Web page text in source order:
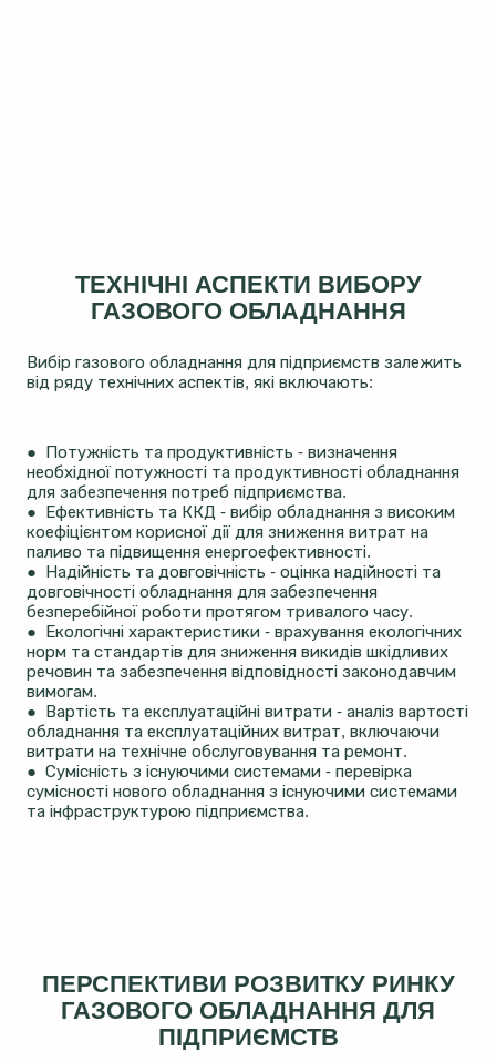
ТЕХНІЧНІ АСПЕКТИ ВИБОРУ
ГАЗОВОГО ОБЛАДНАННЯ
Вибір газового обладнання для підприємств залежить
від ряду технічних аспектів, які включають:
● Потужність та продуктивність - визначення
необхідної потужності та продуктивності обладнання
для забезпечення потреб підприємства.
● Ефективність та ККД - вибір обладнання з високим
коефіцієнтом корисної дії для зниження витрат на
паливо та підвищення енергоефективності.
● Надійність та довговічність - оцінка надійності та
довговічності обладнання для забезпечення
безперебійної роботи протягом тривалого часу.
● Екологічні характеристики - врахування екологічних
норм та стандартів для зниження викидів шкідливих
речовин та забезпечення відповідності законодавчим
вимогам.
● Вартість та експлуатаційні витрати - аналіз вартості
обладнання та експлуатаційних витрат, включаючи
витрати на технічне обслуговування та ремонт.
● Сумісність з існуючими системами - перевірка
сумісності нового обладнання з існуючими системами
та інфраструктурою підприємства.
ПЕРСПЕКТИВИ РОЗВИТКУ РИНКУ
ГАЗОВОГО ОБЛАДНАННЯ ДЛЯ
ПІДПРИЄМСТВ